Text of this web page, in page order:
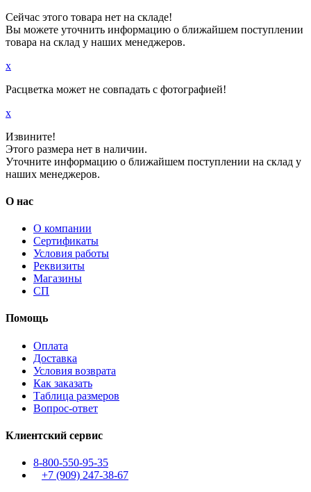
Сейчас этого товара нет на складе!
Вы можете уточнить информацию о ближайшем поступлении
товара на склад у наших менеджеров.
x
Расцветка может не совпадать с фотографией!
x
Извините!
Этого размера нет в наличии.
Уточните информацию о ближайшем поступлении на склад у
наших менеджеров.
О нас
О компании
Сертификаты
Условия работы
Реквизиты
Магазины
СП
Помощь
Оплата
Доставка
Условия возврата
Как заказать
Таблица размеров
Вопрос-ответ
Клиентский сервис
8-800-550-95-35
+7 (909) 247-38-67